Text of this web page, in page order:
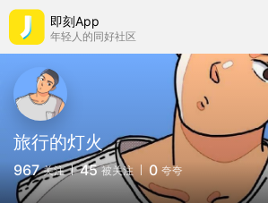
即刻App
年轻人的同好社区
旅行的灯火
967 关注 45 被关注 0 夸夸